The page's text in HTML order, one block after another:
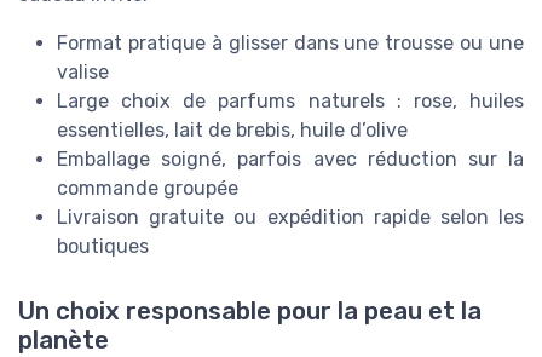
Format pratique à glisser dans une trousse ou une
valise
Large choix de parfums naturels : rose, huiles
essentielles, lait de brebis, huile d’olive
Emballage soigné, parfois avec réduction sur la
commande groupée
Livraison gratuite ou expédition rapide selon les
boutiques
Un choix responsable pour la peau et la
planète